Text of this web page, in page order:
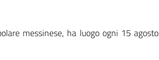
messinese, ha luogo ogni 15 agosto